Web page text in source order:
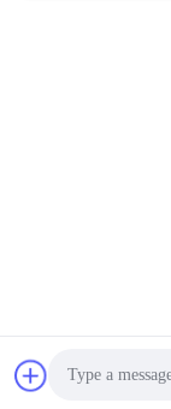
δικαιώματα ©
Co., Ltd .